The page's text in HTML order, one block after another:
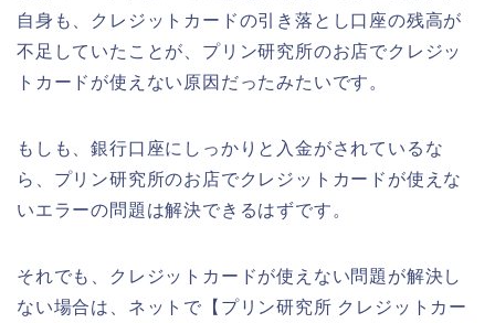
自身も、クレジットカードの引き落とし口座の残高が
不足していたことが、プリン研究所のお店でクレジッ
トカードが使えない原因だったみたいです。
もしも、銀行口座にしっかりと入金がされているな
ら、プリン研究所のお店でクレジットカードが使えな
いエラーの問題は解決できるはずです。
それでも、クレジットカードが使えない問題が解決し
ない場合は、ネットで【プリン研究所 クレジットカー